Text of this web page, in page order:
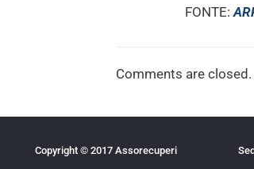
FONTE:
Comments are closed.
Copyright © 2017 Assorecuperi